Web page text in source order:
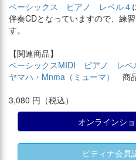
ベーシックス ピアノ レベル４
伴奏CDとなっていますので、練
す。
【関連商品】
ベーシックスMIDI ピアノ レベ
ヤマハ・Mnma（ミューマ）
商
3,080 円（税込）
オンラインシ
ピティナ会員